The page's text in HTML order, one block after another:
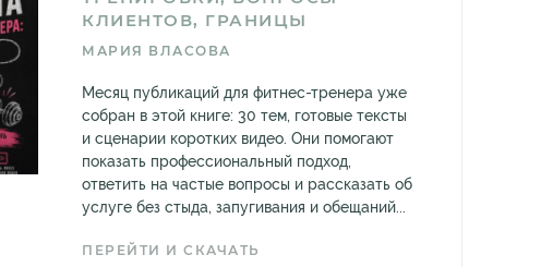
КЛИЕНТОВ, ГРАНИЦЫ
МАРИЯ ВЛАСОВА
Месяц публикаций для фитнес-тренера уже
собран в этой книге: 30 тем, готовые тексты
и сценарии коротких видео. Они помогают
показать профессиональный подход,
ответить на частые вопросы и рассказать об
услуге без стыда, запугивания и обещаний...
ПЕРЕЙТИ И СКАЧАТЬ